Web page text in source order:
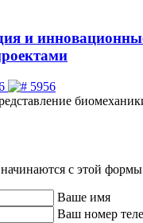
и
5956
с этой формы
Ваше имя
Ваш номер